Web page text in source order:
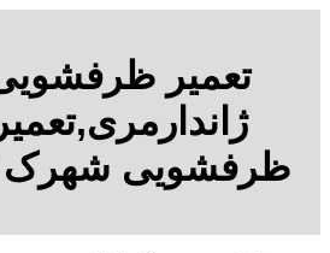
تعمیر
ظرفشویی شهرک